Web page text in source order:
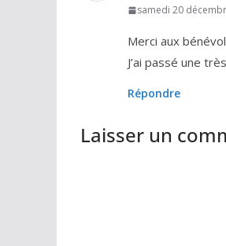
samedi 20
Merci aux
J’ai passé une
Répondre
Laisser un